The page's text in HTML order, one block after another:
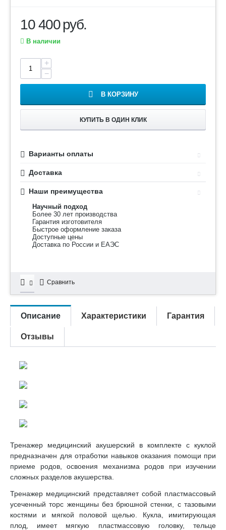
10 400руб.
В наличии
+
−
В КОРЗИНУ
КУПИТЬ В ОДИН КЛИК
Варианты оплаты
Доставка
Наши преимущества
Научный подход
Более 30 лет производства
Гарантия изготовителя
Быстрое оформление заказа
Доступные цены
Доставка по России и ЕАЭС
Сравнить
Описание Характеристики Гарантия
Отзывы
Тренажер медицинский акушерский в комплекте с куклой
предназначен для отработки навыков оказания помощи при
приеме родов, освоения механизма родов при изучении
сложных разделов акушерства.
Тренажер медицинский представляет собой пластмассовый
усеченный торс женщины без брюшной стенки, с тазовыми
костями и мягкой половой щелью. Кукла, имитирующая
плод, имеет мягкую пластмассовую головку, тельце